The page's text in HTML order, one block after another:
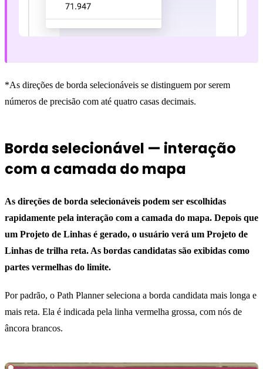
*As direções de borda selecionáveis se distinguem por serem
números de precisão com até quatro casas decimais.
Borda selecionável — interação
com a camada do mapa
As direções de borda selecionáveis podem ser escolhidas
rapidamente pela interação com a camada do mapa. Depois que
um Projeto de Linhas é gerado, o usuário verá um Projeto de
Linhas de trilha reta. As bordas candidatas são exibidas como
partes vermelhas do limite.
Por padrão, o Path Planner seleciona a borda candidata mais longa e
mais reta. Ela é indicada pela linha vermelha grossa, com nós de
âncora brancos.